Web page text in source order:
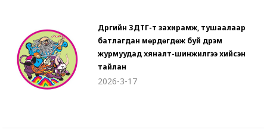
Дүүргийн ЗДТГ-т захирамж, тушаалаар
батлагдан мөрдөгдөж буй дүрэм
журмуудад хяналт-шинжилгээ хийсэн
тайлан
2026-3-17